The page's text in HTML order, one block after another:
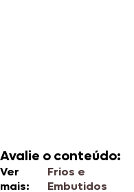
Avalie o conteúdo:
Ver
mais:
Frios e
Embutidos